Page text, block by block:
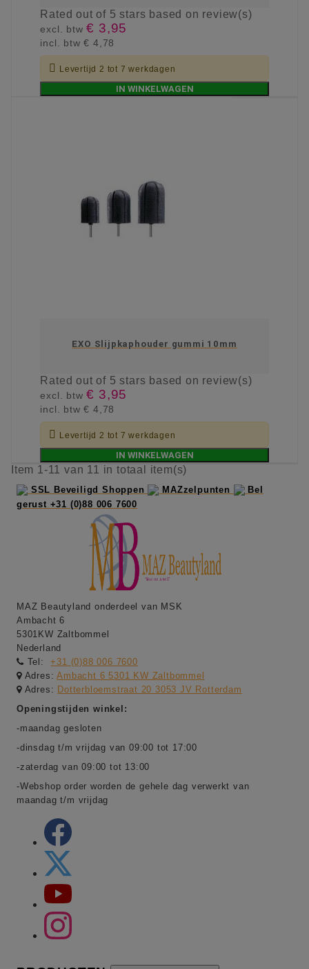
Ratedout of 5 stars based on review(s)
excl. btw€ 3,95
incl. btw€ 4,78
 Levertijd 2 tot 7 werkdagen
IN WINKELWAGEN
EXO Slijpkaphouder gummi 10mm
Ratedout of 5 stars based on review(s)
excl. btw€ 3,95
incl. btw€ 4,78
 Levertijd 2 tot 7 werkdagen
IN WINKELWAGEN
Item 1-11 van 11 in totaal item(s)
SSL Beveiligd Shoppen MAZzelpunten
Bel
gerust +31 (0)88 006 7600
MAZ Beautyland onderdeel van MSK
Ambacht 6
5301KW Zaltbommel
Nederland
Tel:
+31 (0)88 006 7600
Adres:Ambacht 6 5301 KW Zaltbommel
Adres: Dotterbloemstraat 20 3053 JV Rotterdam
Openingstijden winkel:
-maandag gesloten
-dinsdag t/m vrijdag van 09:00 tot 17:00
-zaterdag van 09:00 tot 13:00
-Webshop order worden de gehele dag verwerkt van
maandag t/m vrijdag